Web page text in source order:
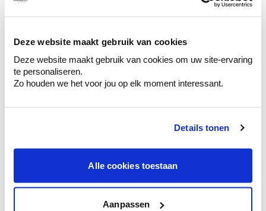
Deze website maakt gebruik van cookies
Deze website maakt gebruik van cookies om uw site-ervaring
te personaliseren.
Zo houden we het voor jou op elk moment interessant.
Details tonen
Alle cookies toestaan
Aanpassen
votre couleur.
Obtenez des conseils personnalisés sur la
combinaison de couleurs.
Conseil couleur à domicile
en couleur.
l'éclairage et de votre mobilier.